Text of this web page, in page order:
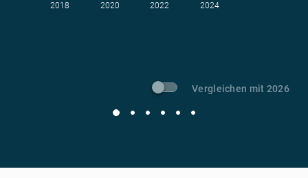
-Vermeidung
2018 2020 2022 2024
Vergleichen mit 2026